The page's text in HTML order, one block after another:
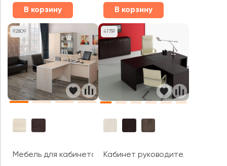
В корзину В корзину
92809
Мебель для кабинета руководителя Свифт / Swift
41759
Кабинет руководителя ТАЙМ-